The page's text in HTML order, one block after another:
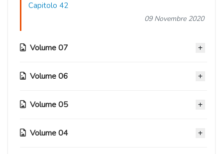
Capitolo 42
09 Novembre 2020
Volume 07
Capitolo 41
09 Novembre 2020
Volume 06
Capitolo 35
Volume 05
Capitolo 29
Volume 04